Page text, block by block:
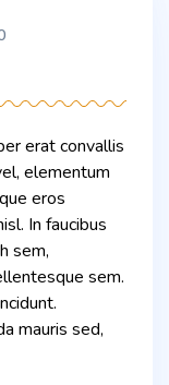
erat convallis
elementum
eros
In faucibus
sem,
sem.
mauris sed,